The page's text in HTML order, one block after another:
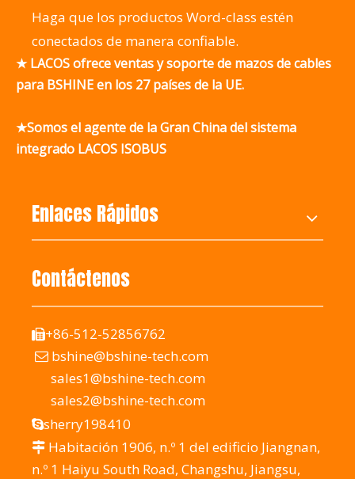
Haga que los productos Word-class estén
conectados de manera confiable.
★ LACOS ofrece ventas y soporte de mazos de cables
para BSHINE en los 27 países de la UE.
★Somos el agente de la Gran China del sistema
integrado LACOS ISOBUS
Enlaces Rápidos
Contáctenos
+86-512-52856762
 bshine@bshine-tech.com
sales1@bshine-tech.com
sales2@bshine-tech.com
sherry198410
 Habitación 1906, n.º 1 del edificio Jiangnan,
n.º 1 Haiyu South Road, Changshu, Jiangsu,